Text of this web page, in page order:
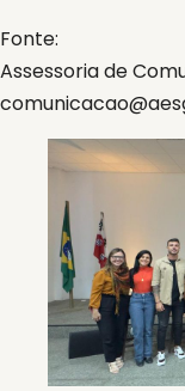
Fonte:
Assessoria de